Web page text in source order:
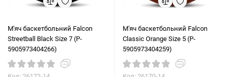
М'яч баскетбольний Falcon
Streetball Black Size 7 (P-
5905973404266)
М'яч баскетбольний Falcon
Classic Orange Size 5 (P-
5905973404259)